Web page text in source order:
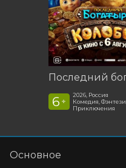
6 +
2026, Россия
Комедия, Фэнтези,
Приключения
Основное